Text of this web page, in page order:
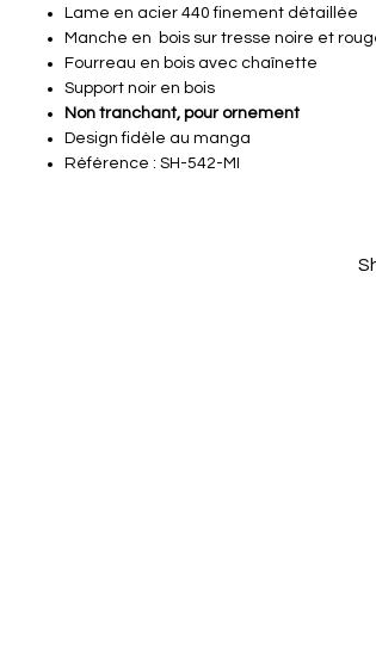
Lame en acier 440 finement détaillée
Manche en bois sur tresse noire et
Fourreau en bois avec chaînette
Support noir en bois
Non tranchant, pour ornement
Design fidèle au manga
Référence : SH-542-MI